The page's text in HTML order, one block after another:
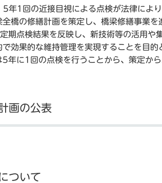
年1回の近接目視による点検が法律によ
橋の修繕計画を策定し、橋梁修繕事業を
期点検結果を反映し、新技術等の活用や
効果的な維持管理を実現することを目的
年に1回の点検を行うことから、策定か
画の公表
ついて